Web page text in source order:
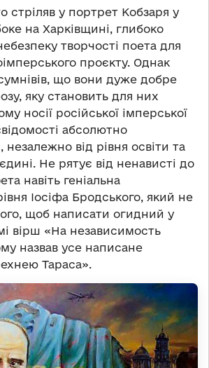
стріляв у портрет Кобзаря у
на Харківщині, глибоко
творчості поета для
проєкту. Однак
що вони дуже добре
яку становить для них
носії російської імперської
абсолютно
незалежно від рівня освіти та
Не рятує від ненависті до
навіть геніальна
Іосіфа Бродського, який не
щоб написати огидний у
вірш «На независимость
назвав усе написане
Тараса».